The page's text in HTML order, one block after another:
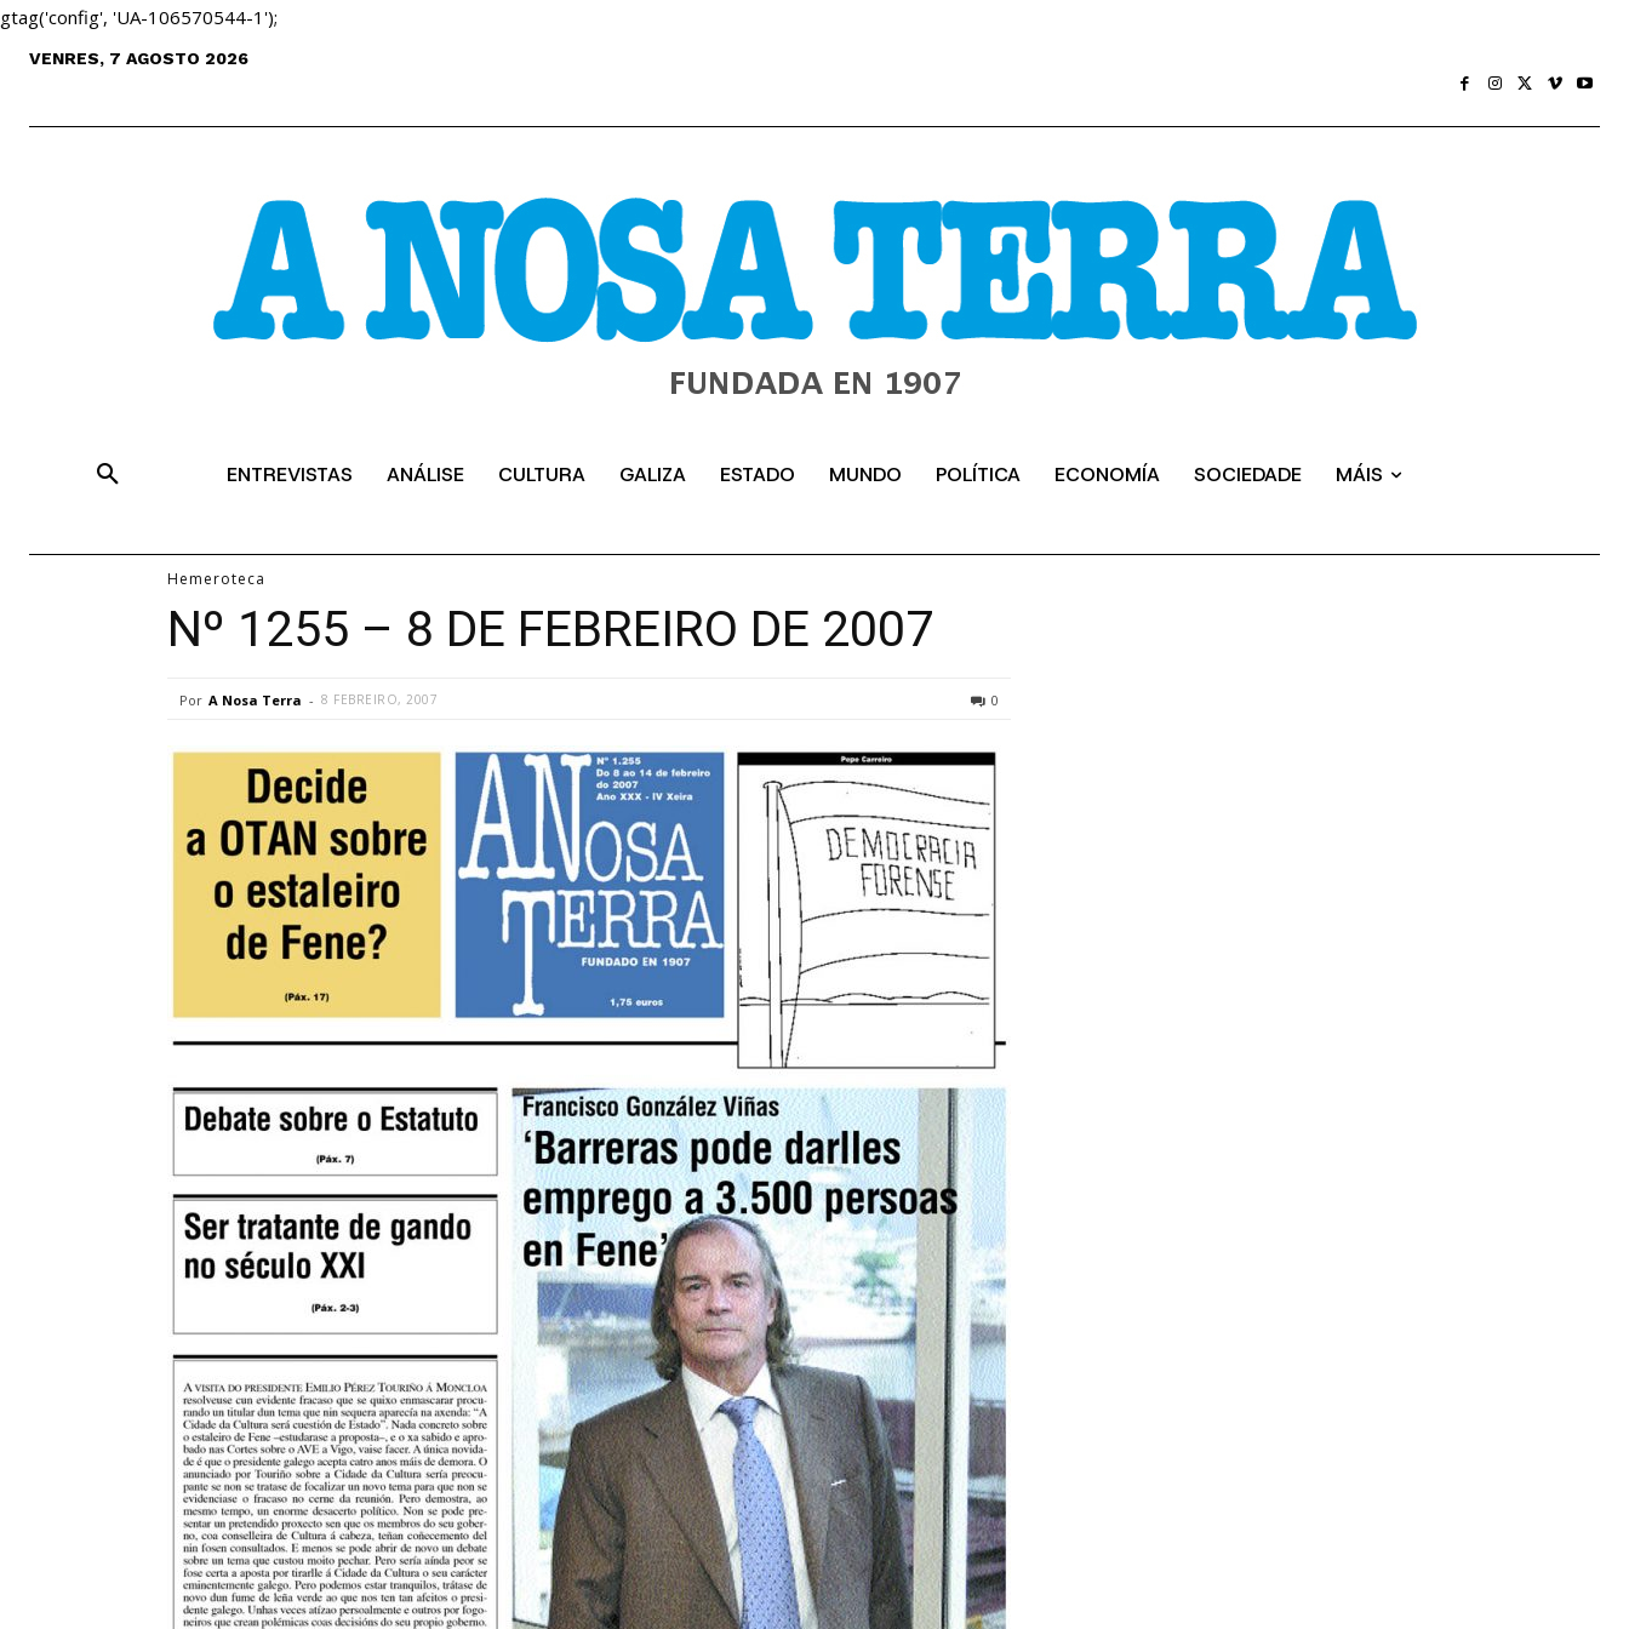
gtag('config', 'UA-106570544-1');
VENRES, 7 AGOSTO 2026
ENTREVISTAS ANÁLISE CULTURA GALIZA ESTADO MUNDO POLÍTICA ECONOMÍA SOCIEDADE MÁIS
Hemeroteca
Nº 1255 – 8 DE FEBREIRO DE 2007
Por A Nosa Terra - 8 FEBREIRO, 2007 0